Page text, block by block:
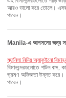
আরও ভালো করে তোলে। এসব
পারেন।
Manila-এ আগমনের জন্য
ম্যানিলা নিনিয় অ্যাকুইনো
বিমানবন্দরগুলোতে শাটল বাস,
ভ্রমণ অভিজ্ঞতা উন্নত করে।
পারেন।